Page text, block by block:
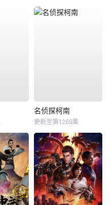
名侦探柯南
更新至第1269集